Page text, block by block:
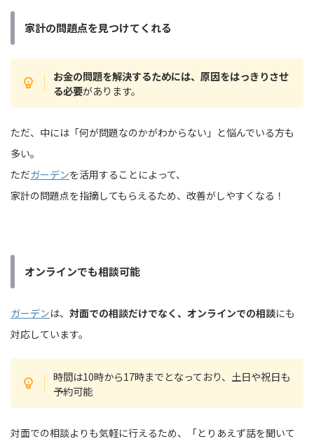
家計の問題点を見つけてくれる
お金の問題を解決するためには、原因をはっきりさせ
る必要があります。
ただ、中には「何が問題なのかがわからない」と悩んでいる方も
多い。
ただガーデンを活用することによって、
家計の問題点を指摘してもらえるため、改善がしやすくなる！
オンラインでも相談可能
ガーデンは、 対面での相談だけでなく、オンラインでの相談にも
対応しています。
時間は10時から17時までとなっており、土日や祝日も
予約可能
対面での相談よりも気軽に行えるため、「とりあえず話を聞いて